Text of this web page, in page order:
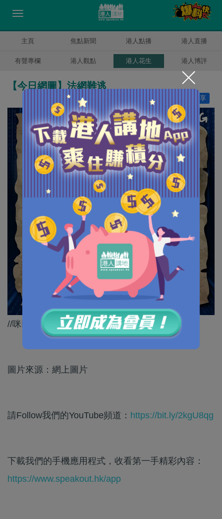
主頁 焦點新聞 港人點播 港人直播
有聲專欄 港人觀點 港人花生 港人博評
【今日網圖】法網難逃
分享
//咪以網上犯法就走得甩，實捉到你呀！//
圖片來源：網上圖片
請Follow我們的YouTube頻道： https://bit.ly/2kgU8qg
下載我們的手機應用程式，收看第一手精彩內容：
https://www.speakout.hk/app